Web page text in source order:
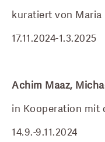
kuratiert von Maria
17.11.2024-1.3.2025
Achim Maaz,
in Kooperation mit
14.9.-9.11.2024